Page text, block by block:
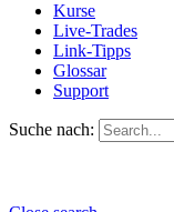
Kurse
Live-Trades
Link-Tipps
Glossar
Support
Suche nach: